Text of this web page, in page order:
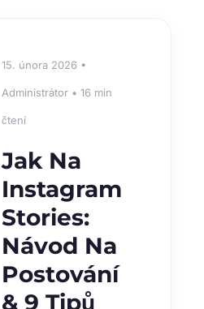
15. února 2026 •
Administrátor • 16 min
čtení
Jak Na
Instagram
Stories:
Návod Na
Postování
& 9 Tipů